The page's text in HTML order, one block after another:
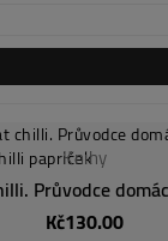
Knihy
Kč130.00Price